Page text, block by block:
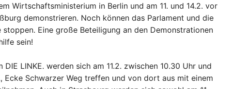
Wirtschaftsministerium in Berlin und am 11. und 14.2. vor
demonstrieren. Noch können das Parlament und die
Eine große Beteiligung an den Demonstrationen
sein!
LINKE. werden sich am 11.2. zwischen 10.30 Uhr und
Ecke Schwarzer Weg treffen und von dort aus mit einem